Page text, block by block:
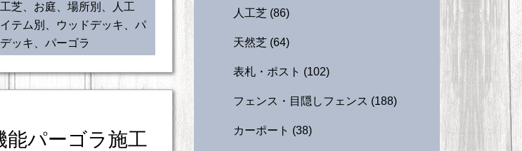
芝、お庭、場所別、人工
テム別、ウッドデッキ、パ
ッキ、パーゴラ
能パーゴラ施工
人工芝 (86)
天然芝 (64)
表札・ポスト (102)
フェンス・目隠しフェンス (188)
カーポート (38)